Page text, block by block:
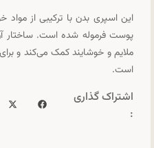
این اسپری بدن با ترکیبی از
پوست فرموله شده است.
ملایم و خوشایند کمک می‌کند و
است.
اشتراک گذاری
: